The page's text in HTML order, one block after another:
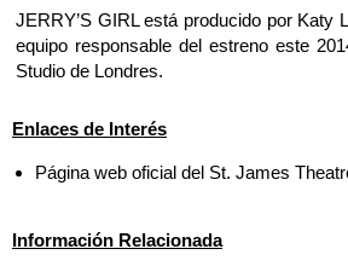
JERRY’S GIRL está producido por
equipo responsable del estreno este
Studio de Londres.
Enlaces de Interés
Página web oficial del St. James
Información Relacionada